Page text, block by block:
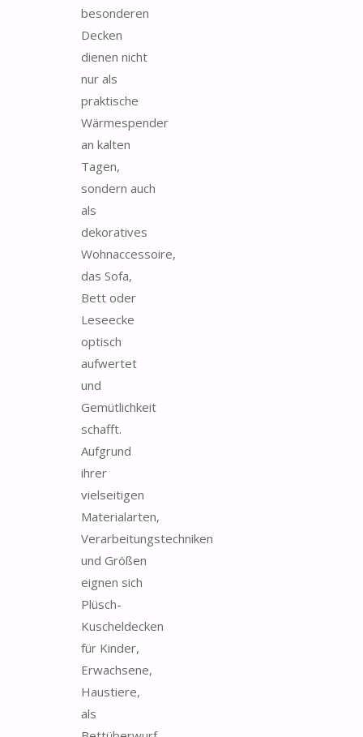
besonderen
Decken
dienen nicht
nur als
praktische
Wärmespender
an kalten
Tagen,
sondern auch
als
dekoratives
Wohnaccessoire,
das Sofa,
Bett oder
Leseecke
optisch
aufwertet
und
Gemütlichkeit
schafft.
Aufgrund
ihrer
vielseitigen
Materialarten,
Verarbeitungstechniken
und Größen
eignen sich
Plüsch-
Kuscheldecken
für Kinder,
Erwachsene,
Haustiere,
als